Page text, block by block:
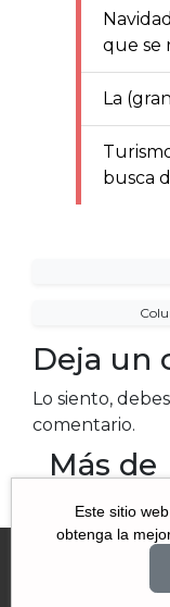
que se
La
busca
Deja un
Lo siento,
comentario.
Más de
Este sitio
obtenga la